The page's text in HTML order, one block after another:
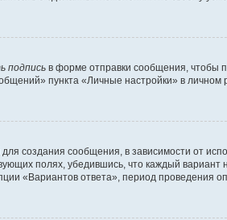
подпись в форме отправки сообщения, чтобы
пункта «Личные настройки» в личном
создания сообщения, в зависимости от
полях, убедившись, что каждый вариант
«Вариантов ответа», период проведения